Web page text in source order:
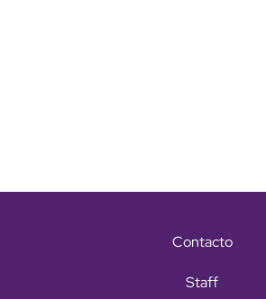
Contacto
Staff